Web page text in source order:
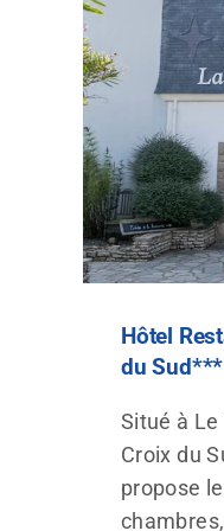
Hôtel
du Sud***
Situé à Le
Croix du
propose